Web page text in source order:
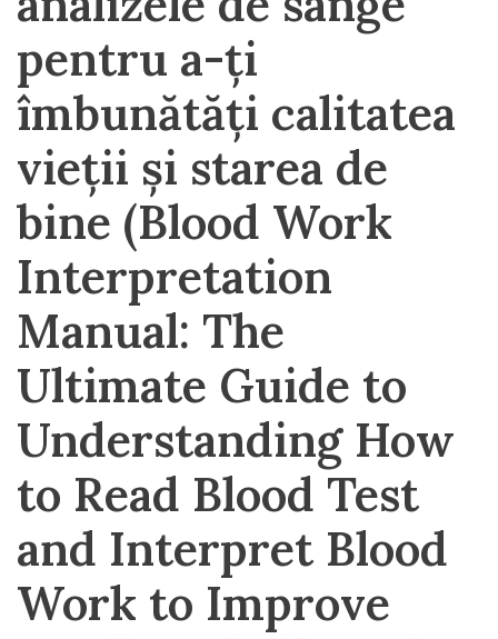
pentru a-ți
îmbunătăți calitatea
vieții și starea de
bine (Blood Work
Interpretation
Manual: The
Ultimate Guide to
Understanding How
to Read Blood Test
and Interpret Blood
Work to Improve